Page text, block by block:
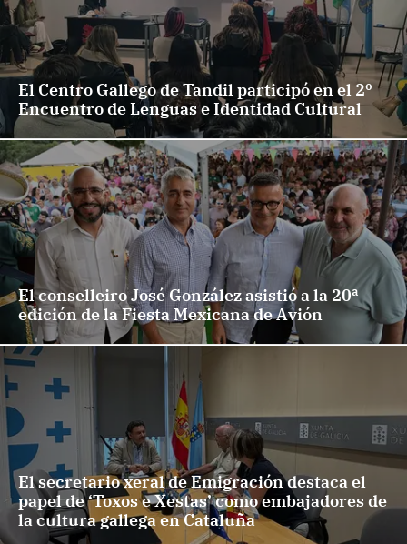
El Centro Gallego de Tandil participó en el 2º
Encuentro de Lenguas e Identidad Cultural
El conselleiro José González asistió a la 20ª
edición de la Fiesta Mexicana de Avión
El secretario xeral de Emigración destaca el
papel de ‘Toxos e Xestas’ como embajadores de
la cultura gallega en Cataluña